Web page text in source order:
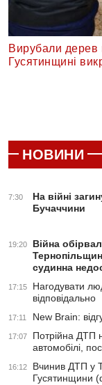
Вирубали дерев
Гусятинщині
НОВИНИ
7:30
На війні
Бучаччини
19:20
Війна
судинна
17:15
Нагодувати
відповідально
17:11 New Brain:
17:07
Потрійна ДТП
автомобілі,
16:12
Вчинив ДТП у
Гусятинщини